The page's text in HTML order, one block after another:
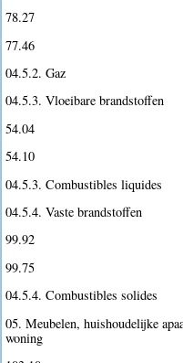
78.27
77.46
04.5.2. Gaz
04.5.3. Vloeibare brandstoffen
54.04
54.10
04.5.3. Combustibles liquides
04.5.4. Vaste brandstoffen
99.92
99.75
04.5.4. Combustibles solides
05. Meubelen, huishoudelijke
woning